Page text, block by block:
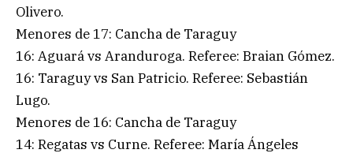
Olivero.
Menores de 17: Cancha de Taraguy
16: Aguará vs Aranduroga. Referee: Braian Gómez.
16: Taraguy vs San Patricio. Referee: Sebastián
Lugo.
Menores de 16: Cancha de Taraguy
14: Regatas vs Curne. Referee: María Ángeles